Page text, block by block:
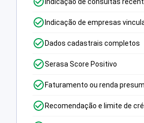
Indicação de empresas
Dados cadastrais completos
Serasa Score Positivo
Faturamento ou renda
Recomendação e limite de